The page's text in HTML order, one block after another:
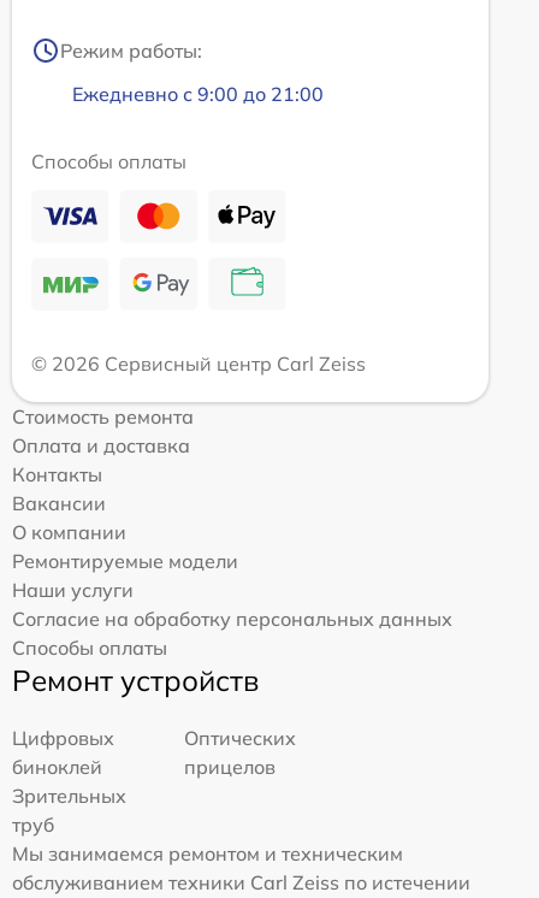
Режим работы:
Ежедневно с 9:00 до 21:00
Способы оплаты
© 2026 Сервисный центр Carl Zeiss
Стоимость ремонта
Оплата и доставка
Контакты
Вакансии
О компании
Ремонтируемые модели
Наши услуги
Согласие на обработку персональных данных
Способы оплаты
Ремонт устройств
Цифровых
биноклей
Оптических
прицелов
Зрительных
труб
Мы занимаемся ремонтом и техническим
обслуживанием техники Carl Zeiss по истечении